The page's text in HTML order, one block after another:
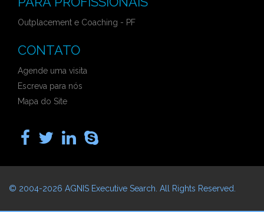
Outplacement e Coaching - PF
CONTATO
Agende uma visita
Escreva para nós
Mapa do Site
© 2004-2026 AGNIS Executive Search . All Rights Reserved.